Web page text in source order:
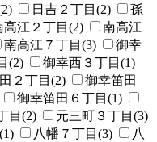
日吉２丁目(2)
孫
高江２丁目(2)
南高江
南高江７丁目(3)
御幸
(2)
御幸西３丁目(1)
２丁目(2)
御幸笛田
御幸笛田６丁目(1)
目(2)
元三町３丁目(3)
八幡７丁目(3)
八